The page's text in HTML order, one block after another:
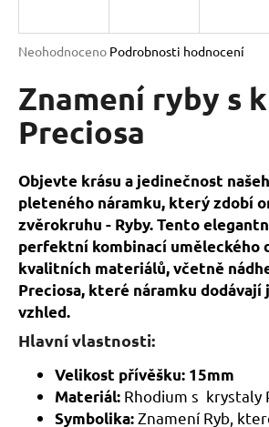
Průměrné
produktu
je
0,0
hvězdiček.
Neohodnoceno Podrobnosti hodnocení
Znamení ryby s
Preciosa
Objevte krásu a jedinečnost
pleteného náramku, který zdobí
zvěrokruhu - Ryby. Tento
perfektní kombinací uměleckého
kvalitních materiálů, včetně
Preciosa, které náramku dodávají
vzhled.
Hlavní vlastnosti:
Velikost přívěšku: 15mm
Materiál: Rhodium s krystaly
Symbolika:Znamení Ryb,
j
t
?
HLEDAT
D
o
p
o